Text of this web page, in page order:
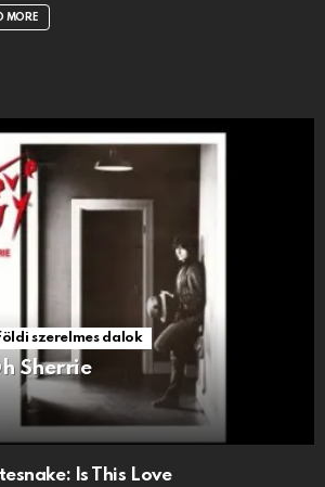
MORE
szerelmes dalok
Sherrie
Is This Love